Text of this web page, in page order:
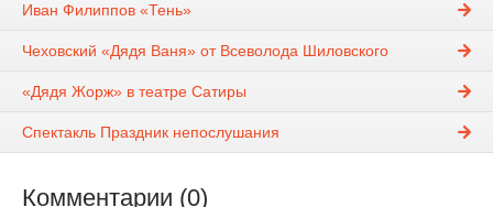
Иван Филиппов «Тень»
Чеховский «Дядя Ваня» от Всеволода Шиловского
«Дядя Жорж» в театре Сатиры
Спектакль Праздник непослушания
Комментарии (0)